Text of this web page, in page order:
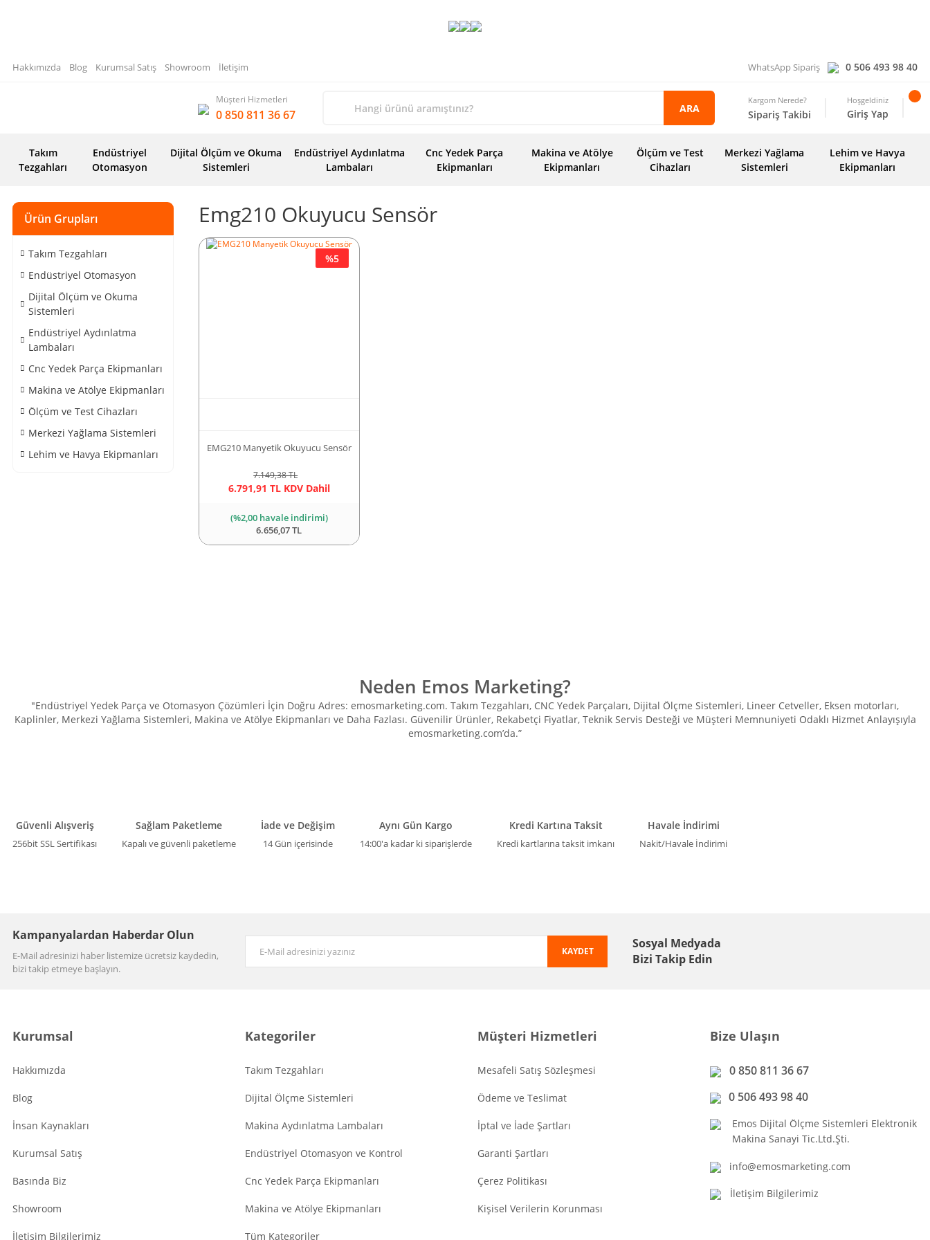
Hakkımızda Blog Kurumsal Satış Showroom İletişim WhatsApp Sipariş 0 506 493 98 40
Müşteri Hizmetleri
0 850 811 36 67 ARA
Kargom Nerede?
Sipariş Takibi
Hoşgeldiniz
Giriş Yap
Takım
Tezgahları
Endüstriyel
Otomasyon
Dijital Ölçüm ve Okuma
Sistemleri
Endüstriyel Aydınlatma
Lambaları
Cnc Yedek Parça
Ekipmanları
Makina ve Atölye
Ekipmanları
Ölçüm ve Test
Cihazları
Merkezi Yağlama
Sistemleri
Lehim ve Havya
Ekipmanları
Ürün Grupları
Takım Tezgahları
Endüstriyel Otomasyon
Dijital Ölçüm ve Okuma
Sistemleri
Endüstriyel Aydınlatma
Lambaları
Cnc Yedek Parça Ekipmanları
Makina ve Atölye Ekipmanları
Ölçüm ve Test Cihazları
Merkezi Yağlama Sistemleri
Lehim ve Havya Ekipmanları
Emg210 Okuyucu Sensör
EMG210 Manyetik Okuyucu Sensör
7.149,38 TL
6.791,91 TL KDV Dahil
%5
(%2,00 havale indirimi)
6.656,07 TL
Neden Emos Marketing?
"Endüstriyel Yedek Parça ve Otomasyon Çözümleri İçin Doğru Adres: emosmarketing.com. Takım Tezgahları, CNC Yedek Parçaları, Dijital Ölçme Sistemleri, Lineer Cetveller, Eksen motorları,
Kaplinler, Merkezi Yağlama Sistemleri, Makina ve Atölye Ekipmanları ve Daha Fazlası. Güvenilir Ürünler, Rekabetçi Fiyatlar, Teknik Servis Desteği ve Müşteri Memnuniyeti Odaklı Hizmet Anlayışıyla
emosmarketing.com’da.”
Güvenli Alışveriş
256bit SSL Sertifikası
Sağlam Paketleme
Kapalı ve güvenli paketleme
İade ve Değişim
14 Gün içerisinde
Aynı Gün Kargo
14:00'a kadar ki siparişlerde
Kredi Kartına Taksit
Kredi kartlarına taksit imkanı
Havale İndirimi
Nakit/Havale İndirimi
Kampanyalardan Haberdar Olun
E-Mail adresinizi haber listemize ücretsiz kaydedin,
bizi takip etmeye başlayın.
KAYDET
Sosyal Medyada
Bizi Takip Edin
Kurumsal
Hakkımızda
Blog
İnsan Kaynakları
Kurumsal Satış
Basında Biz
Showroom
İletişim Bilgilerimiz
Kategoriler
Takım Tezgahları
Dijital Ölçme Sistemleri
Makina Aydınlatma Lambaları
Endüstriyel Otomasyon ve Kontrol
Cnc Yedek Parça Ekipmanları
Makina ve Atölye Ekipmanları
Tüm Kategoriler
Müşteri Hizmetleri
Mesafeli Satış Sözleşmesi
Ödeme ve Teslimat
İptal ve İade Şartları
Garanti Şartları
Çerez Politikası
Kişisel Verilerin Korunması
Bize Ulaşın
0 850 811 36 67
0 506 493 98 40
Emos Dijital Ölçme Sistemleri Elektronik
Makina Sanayi Tic.Ltd.Şti.
info@emosmarketing.com
İletişim Bilgilerimiz